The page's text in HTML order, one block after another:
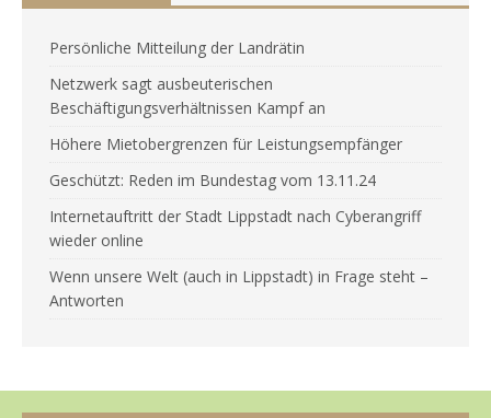
Persönliche Mitteilung der Landrätin
Netzwerk sagt ausbeuterischen
Beschäftigungsverhältnissen Kampf an
Höhere Mietobergrenzen für Leistungsempfänger
Geschützt: Reden im Bundestag vom 13.11.24
Internetauftritt der Stadt Lippstadt nach Cyberangriff
wieder online
Wenn unsere Welt (auch in Lippstadt) in Frage steht –
Antworten